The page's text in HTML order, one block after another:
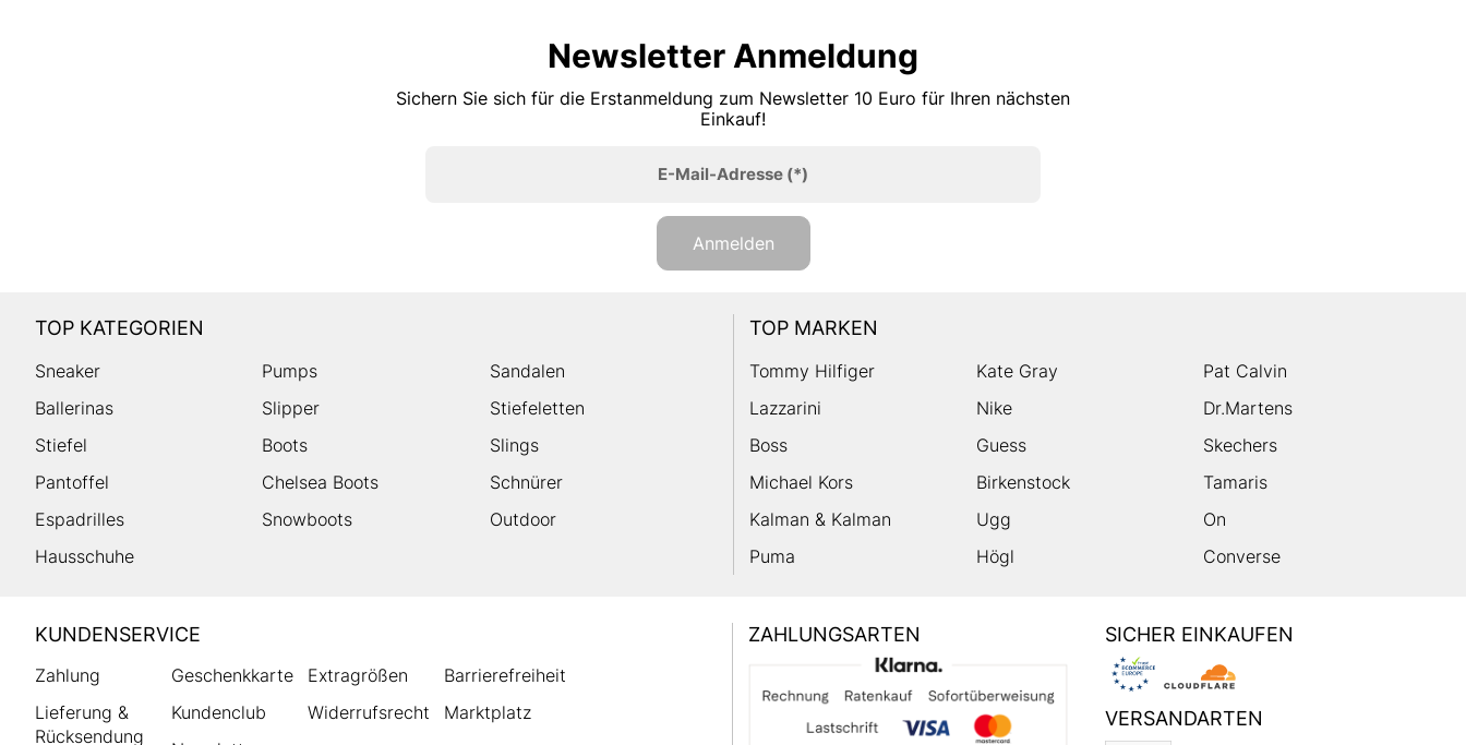
Newsletter Anmeldung
Sichern Sie sich für die Erstanmeldung zum Newsletter 10 Euro für Ihren nächsten
Einkauf!
E-Mail-Adresse(*)
Anmelden
TOP KATEGORIEN
Sneaker Pumps
Sandalen
Ballerinas
Slipper
Stiefeletten
Stiefel
Boots
Slings
Pantoffel
Chelsea Boots
Schnürer
Espadrilles
Snowboots
Outdoor
Hausschuhe
TOP MARKEN
Tommy Hilfiger Kate Gray
Pat Calvin
Lazzarini
Nike
Dr.Martens
Boss
Guess
Skechers
Michael Kors
Birkenstock
Tamaris
Kalman & Kalman
Ugg
On
Puma
Högl Converse
HUMANIC
Footer
KUNDENSERVICE
Zahlung
Lieferung &
Rücksendung
Geschenkkarte
Kundenclub
Extragrößen
Widerrufsrecht
Barrierefreiheit
Marktplatz
ZAHLUNGSARTEN SICHER EINKAUFEN
VERSANDARTEN